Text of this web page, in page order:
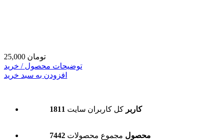
25,000 تومان
توضیحات محصول / خرید
افزودن به سبد خرید
1811 کاربر کل کاربران سایت
7442 محصول مجموع محصولات